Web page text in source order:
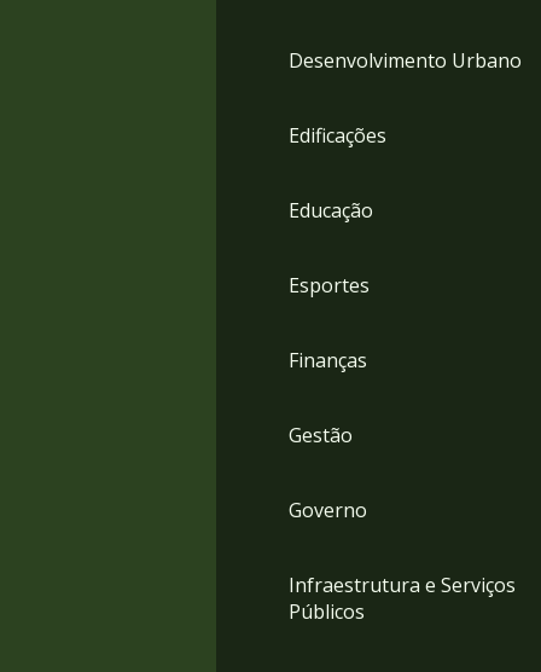
Desenvolvimento Urbano
Edificações
Educação
Esportes
Finanças
Gestão
Governo
Infraestrutura e Serviços
Públicos